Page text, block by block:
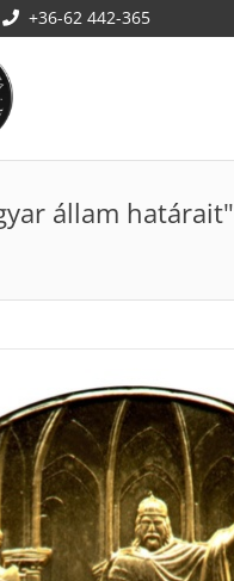
+36-62 442-365
állam határait"